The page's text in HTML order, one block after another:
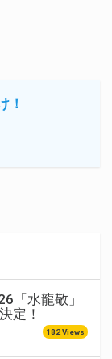
！
「水龍敬」
定！
182 Views